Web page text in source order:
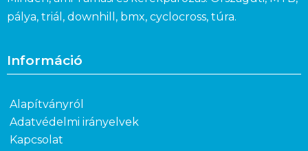
pálya, triál, downhill, bmx, cyclocross, túra.
Információ
Alapítványról
Adatvédelmi irányelvek
Kapcsolat